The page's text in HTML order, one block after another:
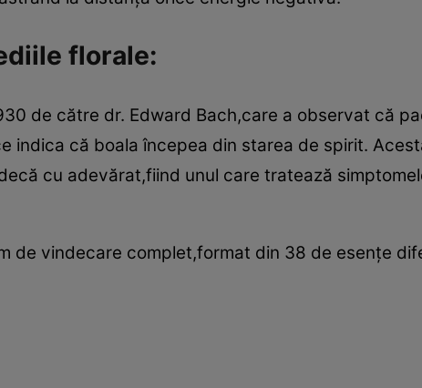
florale:
de către dr. Edward Bach,care a observat că
indica că boala începea din starea de spirit.
cu adevărat,fiind unul care tratează
de vindecare complet,format din 38 de esenţe